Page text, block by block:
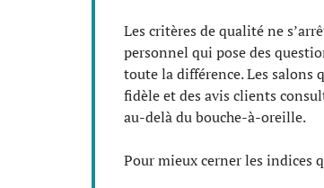
Les critères de qualité ne
personnel qui pose des
toute la différence. Les
fidèle et des avis clients
au-delà du bouche-à-oreille.
Pour mieux cerner les indices